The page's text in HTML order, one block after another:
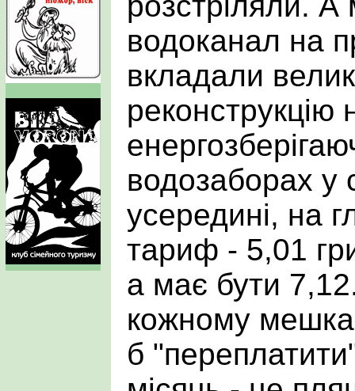
водоканал на
вкладали
реконструкцію
водозаборах у
усередині, на
тариф - 5,01
а має бути
кожному
б